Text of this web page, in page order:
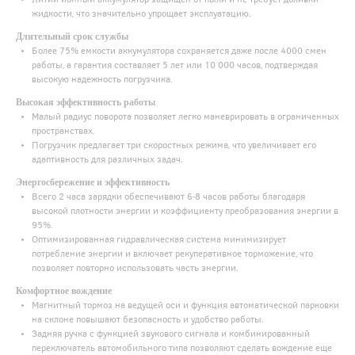
жидкости, что значительно упрощает эксплуатацию.
Длительный срок службы
Более 75% емкости аккумулятора сохраняется даже после 4000 смен
работы, а гарантия составляет 5 лет или 10 000 часов, подтверждая
высокую надежность погрузчика.
Высокая эффективность работы
Малый радиус поворота позволяет легко маневрировать в ограниченных
пространствах.
Погрузчик предлагает три скоростных режима, что увеличивает его
адаптивность для различных задач.
Энергосбережение и эффективность
Всего 2 часа зарядки обеспечивают 6-8 часов работы благодаря
высокой плотности энергии и коэффициенту преобразования энергии в
95%.
Оптимизированная гидравлическая система минимизирует
потребление энергии и включает рекуперативное торможение, что
позволяет повторно использовать часть энергии.
Комфортное вождение
Магнитный тормоз на ведущей оси и функция автоматической парковки
на склоне повышают безопасность и удобство работы.
Задняя ручка с функцией звукового сигнала и комбинированный
переключатель автомобильного типа позволяют сделать вождение еще